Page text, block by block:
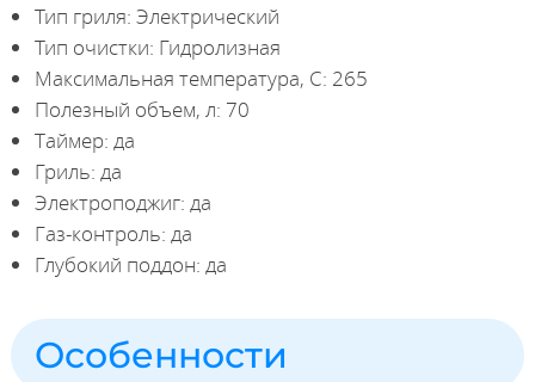
Тип гриля: Электрический
Тип очистки: Гидролизная
Максимальная температура, С: 265
Полезный объем, л: 70
Таймер: да
Гриль: да
Электроподжиг: да
Газ-контроль: да
Глубокий поддон: да
Особенности